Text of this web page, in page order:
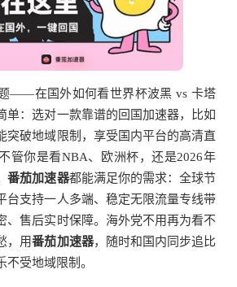
——在国外如何看世界杯波黑 vs 卡塔
单：选对一款靠谱的回国加速器，比如
突破地域限制，享受国内平台的高清直
管你是看NBA、欧洲杯，还是2026年
番茄加速器都能满足你的需求：全球节
台支持一人多端、稳定无限流量专线带
、售后实时保障。海外党不用再为看不
，用番茄加速器，随时和国内同步追比
不受地域限制。